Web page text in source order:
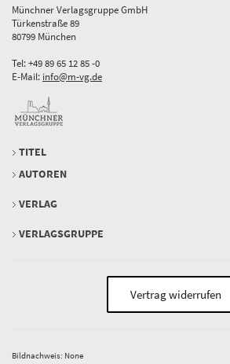
Münchner Verlagsgruppe GmbH
Türkenstraße 89
80799 München
Tel: +49 89 65 12 85 -0
E-Mail: info@m-vg.de
TITEL
AUTOREN
VERLAG
VERLAGSGRUPPE
Vertrag widerrufen
Bildnachweis: None